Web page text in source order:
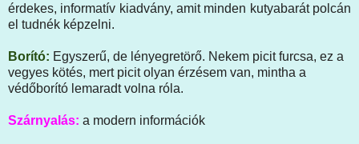
érdekes, informatív kiadvány, amit minden kutyabarát polcán
el tudnék képzelni.
Borító: Egyszerű, de lényegretörő. Nekem picit furcsa, ez a
vegyes kötés, mert picit olyan érzésem van, mintha a
védőborító lemaradt volna róla.
Szárnyalás: a modern információk